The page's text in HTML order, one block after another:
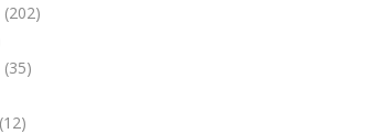
(202)
(35)
(12)